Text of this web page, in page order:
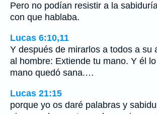
Pero no podían resistir a la
con que hablaba.
Lucas 6:10,11
Y después de mirarlos a todos a su
al hombre: Extiende tu mano. Y él
mano quedó sana.…
Lucas 21:15
porque yo os daré palabras y